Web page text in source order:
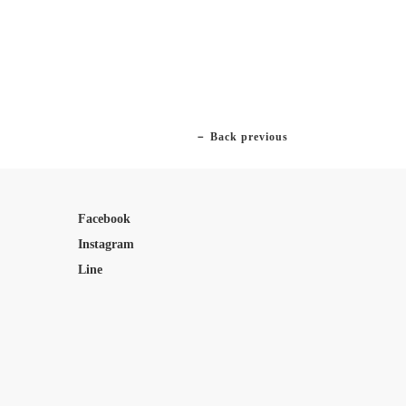
－ Back previous
Facebook
Instagram
Line